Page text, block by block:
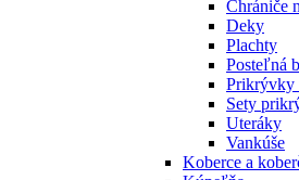
Chrániče
Deky
Plachty
Posteľná
Prikrývky
Sety
Uteráky
Vankúše
Koberce a